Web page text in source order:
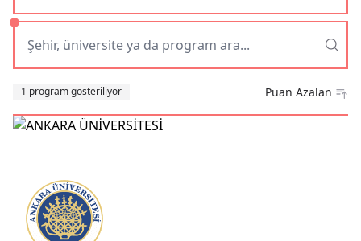
1 program gösteriliyor Puan Azalan